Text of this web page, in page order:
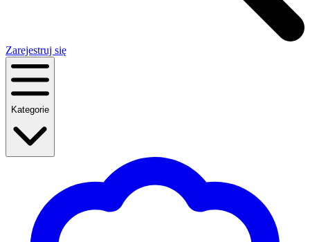
Zarejestruj się
Kategorie